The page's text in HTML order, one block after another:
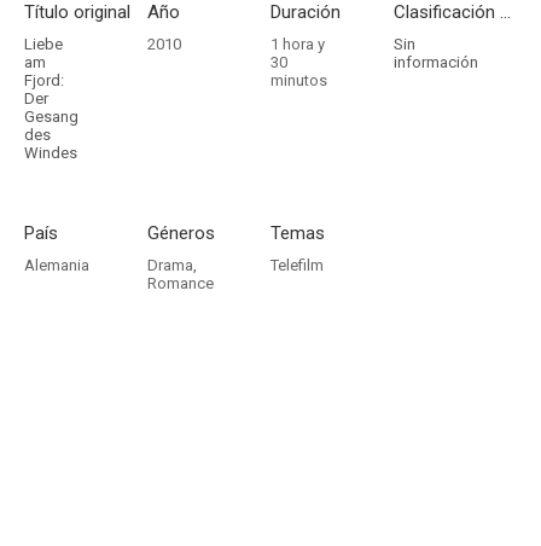
Título original
Liebe
am
Fjord:
Der
Gesang
des
Windes
Año
2010
Duración
1 hora y
30
minutos
Clasificación por edades
Sin
información
País
Alemania
Géneros
Drama,
Romance
Temas
Telefilm